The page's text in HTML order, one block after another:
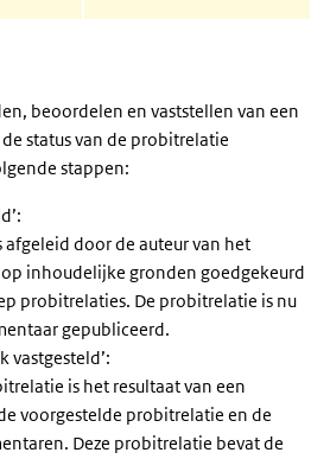
beoordelen en vaststellen van een
status van de probitrelatie
stappen:
door de auteur van het
inhoudelijke gronden goedgekeurd
probitrelaties. De probitrelatie is nu
gepubliceerd.
vastgesteld’:
is het resultaat van een
voorgestelde probitrelatie en de
Deze probitrelatie bevat de